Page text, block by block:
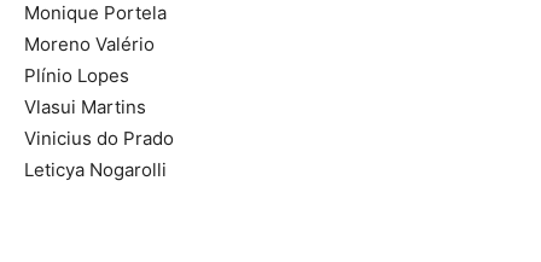
Monique Portela
Moreno Valério
Plínio Lopes
Vlasui Martins
Vinicius do Prado
Leticya Nogarolli